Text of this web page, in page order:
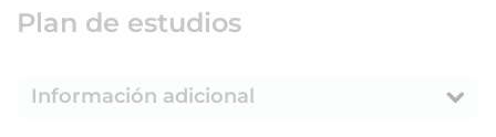
Plan de estudios
Información adicional